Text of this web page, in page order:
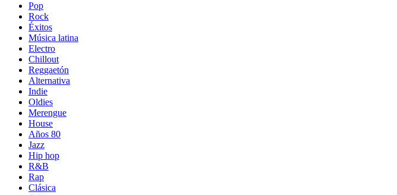
Pop
Rock
Éxitos
Música latina
Electro
Chillout
Reggaetón
Alternativa
Indie
Oldies
Merengue
House
Años 80
Jazz
Hip hop
R&B
Rap
Clásica